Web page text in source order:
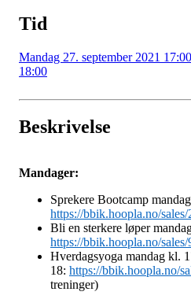
Tid
Mandag 27. september 2021
18:00
Beskrivelse
Mandager:
Sprekere Bootcamp
https://bbik.hoopla.no/
Bli en sterkere løper
https://bbik.hoopla.no/
Hverdagsyoga mandag kl.
18: https://bbik.hoopla.no/
treninger)